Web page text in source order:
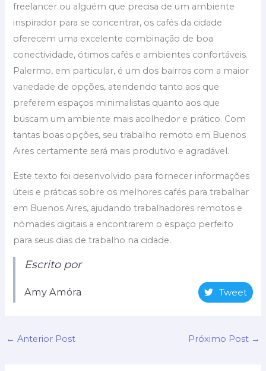
freelancer ou alguém que precisa de um ambiente
inspirador para se concentrar, os cafés da cidade
oferecem uma excelente combinação de boa
conectividade, ótimos cafés e ambientes confortáveis.
Palermo, em particular, é um dos bairros com a maior
variedade de opções, atendendo tanto aos que
preferem espaços minimalistas quanto aos que
buscam um ambiente mais acolhedor e prático. Com
tantas boas opções, seu trabalho remoto em Buenos
Aires certamente será mais produtivo e agradável.
Este texto foi desenvolvido para fornecer informações
úteis e práticas sobre os melhores cafés para trabalhar
em Buenos Aires, ajudando trabalhadores remotos e
nômades digitais a encontrarem o espaço perfeito
para seus dias de trabalho na cidade.
Escrito por
Amy Amóra Tweet
← Anterior Post Próximo Post →